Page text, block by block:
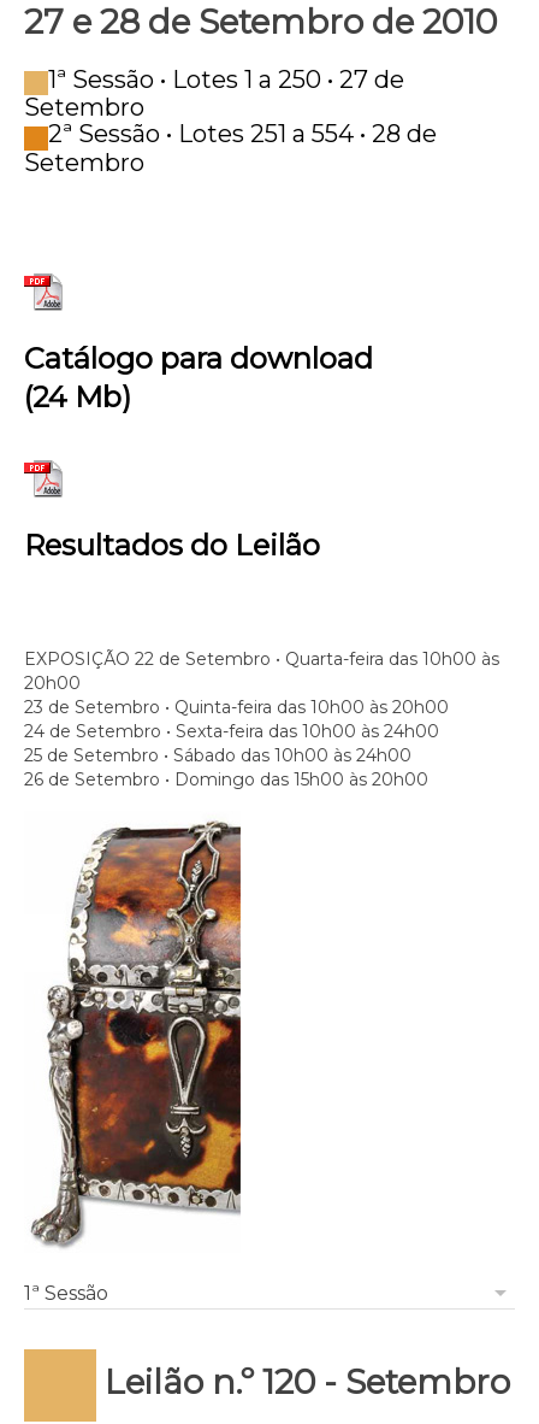
27 e 28 de Setembro de 2010
1ª Sessão • Lotes 1 a 250 • 27 de
Setembro
2ª Sessão • Lotes 251 a 554 • 28 de
Setembro
Catálogo para download
(24 Mb)
Resultados do Leilão
EXPOSIÇÃO 22 de Setembro • Quarta-feira das 10h00 às
20h00
23 de Setembro • Quinta-feira das 10h00 às 20h00
24 de Setembro • Sexta-feira das 10h00 às 24h00
25 de Setembro • Sábado das 10h00 às 24h00
26 de Setembro • Domingo das 15h00 às 20h00
arrow_drop_down
1ª Sessão
Leilão n.º 120 - Setembro